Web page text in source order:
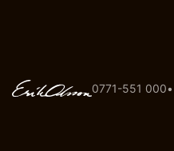
0771-551 000•